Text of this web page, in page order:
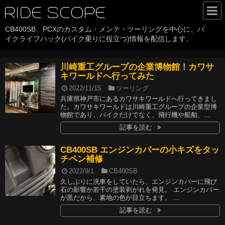
RIDE SCOPE
CB400SB、PCXのカスタム・メンテ・ツーリングを中心に、バ
イクライフハック(バイク乗りに役立つ)情報を配信します。
川崎重工グループの企業博物館！カワサ
キワールドへ行ってみた
2022/11/15
ツーリング
兵庫県神戸市にあるカワサキワールドへ行ってきまし
た。カワサキワールドは川崎重工グループの企業型博
物館であり、バイクだけでなく、飛行機や船舶、...
記事を読む
CB400SB エンジンカバーの小キズをタッ
チペン補修
2022/9/1
CB400SB
久しぶりに洗車をしていたら、エンジンカバーに飛び
石の影響か若干の塗装剥がれを発見。 エンジンカバー
が黒だから、素地の色が目立ちます。 ...
記事を読む
HOME
CB400SB
PCX
バイクライフハック
バイクパーツ
History
サイトについて
about RIDE SCOPE